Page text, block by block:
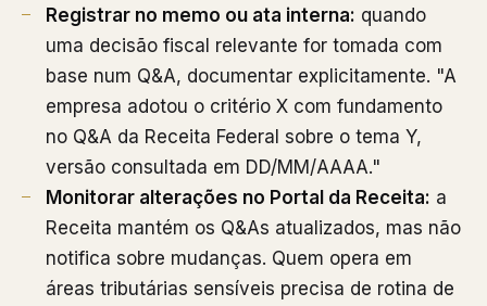
Registrar no memo ou ata interna: quando
uma decisão fiscal relevante for tomada com
base num Q&A, documentar explicitamente. "A
empresa adotou o critério X com fundamento
no Q&A da Receita Federal sobre o tema Y,
versão consultada em DD/MM/AAAA."
Monitorar alterações no Portal da Receita: a
Receita mantém os Q&As atualizados, mas não
notifica sobre mudanças. Quem opera em
áreas tributárias sensíveis precisa de rotina de